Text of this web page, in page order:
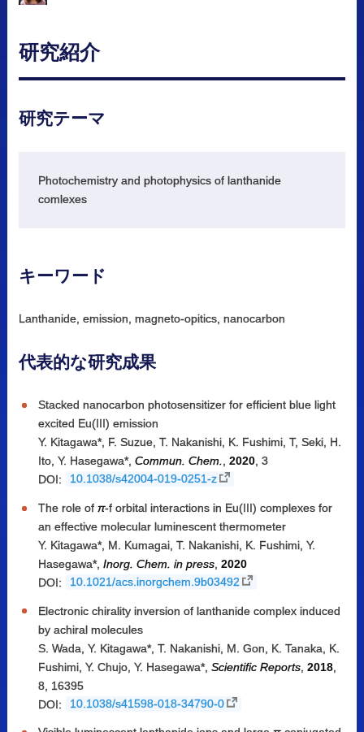
研究紹介
研究テーマ
Photochemistry and photophysics of lanthanide
comlexes
キーワード
Lanthanide, emission, magneto-opitics, nanocarbon
代表的な研究成果
Stacked nanocarbon photosensitizer for efficient blue light
excited Eu(III) emission
Y. Kitagawa*, F. Suzue, T. Nakanishi, K. Fushimi, T, Seki, H.
Ito, Y. Hasegawa*, Commun. Chem., 2020, 3
DOI:
10.1038/s42004-019-0251-z
The role of π-f orbital interactions in Eu(III) complexes for
an effective molecular luminescent thermometer
Y. Kitagawa*, M. Kumagai, T. Nakanishi, K. Fushimi, Y.
Hasegawa*, Inorg. Chem. in press, 2020
DOI:
10.1021/acs.inorgchem.9b03492
Electronic chirality inversion of lanthanide complex induced
by achiral molecules
S. Wada, Y. Kitagawa*, T. Nakanishi, M. Gon, K. Tanaka, K.
Fushimi, Y. Chujo, Y. Hasegawa*, Scientific Reports, 2018,
8, 16395
DOI:
10.1038/s41598-018-34790-0